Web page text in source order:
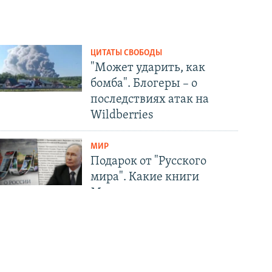
ЦИТАТЫ СВОБОДЫ
"Может ударить, как
бомба". Блогеры – о
последствиях атак на
Wildberries
МИР
Подарок от "Русского
мира". Какие книги
Москва предлагает